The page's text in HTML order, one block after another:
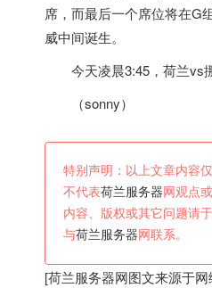
席，而最后一个席位将在G
威中间诞生。
今天凌晨3:45， 荷兰vs
（sonny）
特别声明：以上文章内容
不代表荷兰服务器 网观点
内容、版权或其它问题请
与荷兰服务器 网联系。
[荷兰服务器网图文来源于